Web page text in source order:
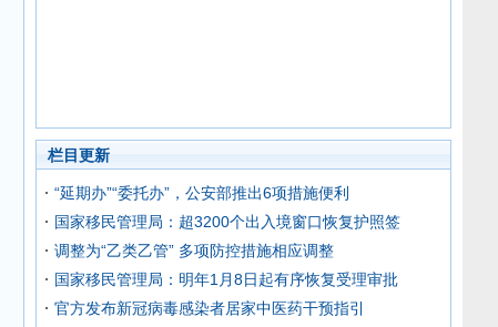
栏目更新
“延期办”“委托办”，公安部推出6项措施便利
国家移民管理局：超3200个出入境窗口恢复护照签
调整为“乙类乙管” 多项防控措施相应调整
国家移民管理局：明年1月8日起有序恢复受理审批
官方发布新冠病毒感染者居家中医药干预指引